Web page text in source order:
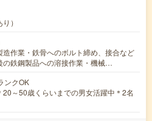
）
作業・鉄骨へのボルト締め、接合など
の鉄鋼製品への溶接作業・機械…
ンクOK
20～50歳くらいまでの男女活躍中＊2名